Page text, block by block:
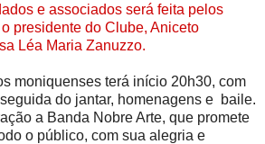
e associados será feita pelos
presidente do Clube, Aniceto
Léa Maria Zanuzzo.
moniquenses terá início 20h30, com
do jantar, homenagens e baile.
a Banda Nobre Arte, que promete
o público, com sua alegria e